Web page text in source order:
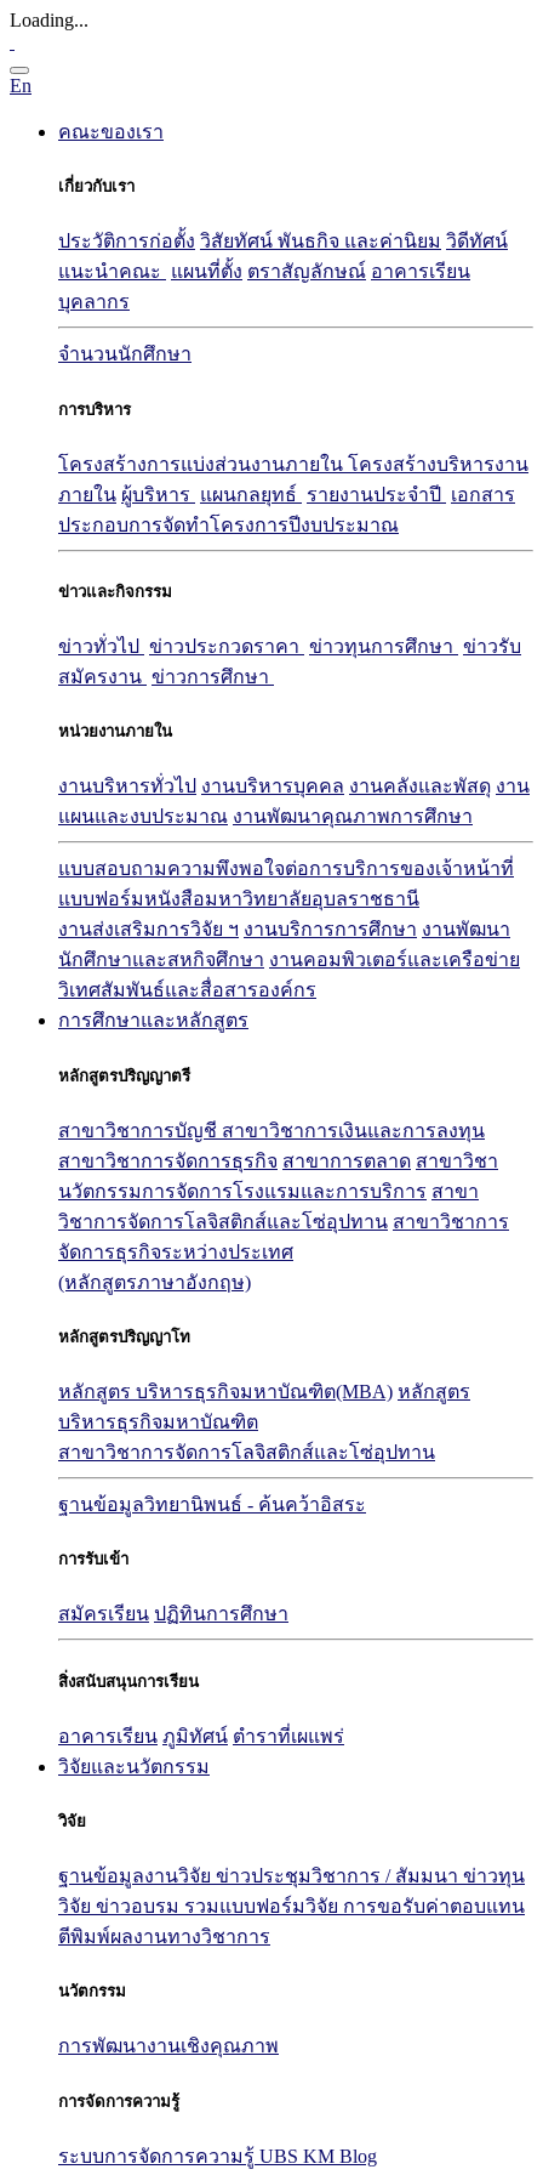
Loading...
En
คณะของเรา
เกี่ยวกับเรา
ประวัติการก่อตั้ง วิสัยทัศน์ พันธกิจ และค่านิยม วิดีทัศน์
แนะนำคณะ
แผนที่ตั้ง ตราสัญลักษณ์ อาคารเรียน
บุคลากร
จำนวนนักศึกษา
การบริหาร
โครงสร้างการแบ่งส่วนงานภายใน โครงสร้างบริหารงาน
ภายใน ผู้บริหาร แผนกลยุทธ์ รายงานประจำปี
เอกสาร
ประกอบการจัดทำโครงการปีงบประมาณ
ข่าวและกิจกรรม
ข่าวทั่วไป ข่าวประกวดราคา ข่าวทุนการศึกษา ข่าวรับ
สมัครงาน ข่าวการศึกษา
หน่วยงานภายใน
งานบริหารทั่วไป งานบริหารบุคคล งานคลังและพัสดุ งาน
แผนและงบประมาณ งานพัฒนาคุณภาพการศึกษา
แบบสอบถามความพึงพอใจต่อการบริการของเจ้าหน้าที่
แบบฟอร์มหนังสือมหาวิทยาลัยอุบลราชธานี
งานส่งเสริมการวิจัย ฯ งานบริการการศึกษา งานพัฒนา
นักศึกษาและสหกิจศึกษา งานคอมพิวเตอร์และเครือข่าย
วิเทศสัมพันธ์และสื่อสารองค์กร
การศึกษาและหลักสูตร
หลักสูตรปริญญาตรี
สาขาวิชาการบัญชี สาขาวิชาการเงินและการลงทุน
สาขาวิชาการจัดการธุรกิจ สาขาการตลาด สาขาวิชา
นวัตกรรมการจัดการโรงแรมและการบริการ สาขา
วิชาการจัดการโลจิสติกส์และโซ่อุปทาน สาขาวิชาการ
จัดการธุรกิจระหว่างประเทศ
(หลักสูตรภาษาอังกฤษ)
หลักสูตรปริญญาโท
หลักสูตร บริหารธุรกิจมหาบัณฑิต(MBA) หลักสูตร
บริหารธุรกิจมหาบัณฑิต
สาขาวิชาการจัดการโลจิสติกส์และโซ่อุปทาน
ฐานข้อมูลวิทยานิพนธ์ - ค้นคว้าอิสระ
การรับเข้า
สมัครเรียน ปฏิทินการศึกษา
สิ่งสนับสนุนการเรียน
อาคารเรียน ภูมิทัศน์ ตำราที่เผแพร่
วิจัยและนวัตกรรม
วิจัย
ฐานข้อมูลงานวิจัย ข่าวประชุมวิชาการ / สัมมนา ข่าวทุน
วิจัย ข่าวอบรม รวมแบบฟอร์มวิจัย การขอรับค่าตอบแทน
ตีพิมพ์ผลงานทางวิชาการ
นวัตกรรม
การพัฒนางานเชิงคุณภาพ
การจัดการความรู้
ระบบการจัดการความรู้ UBS KM Blog